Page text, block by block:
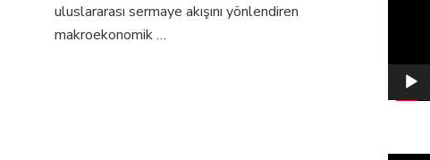
uluslararası sermaye akışını yönlendiren
makroekonomik …